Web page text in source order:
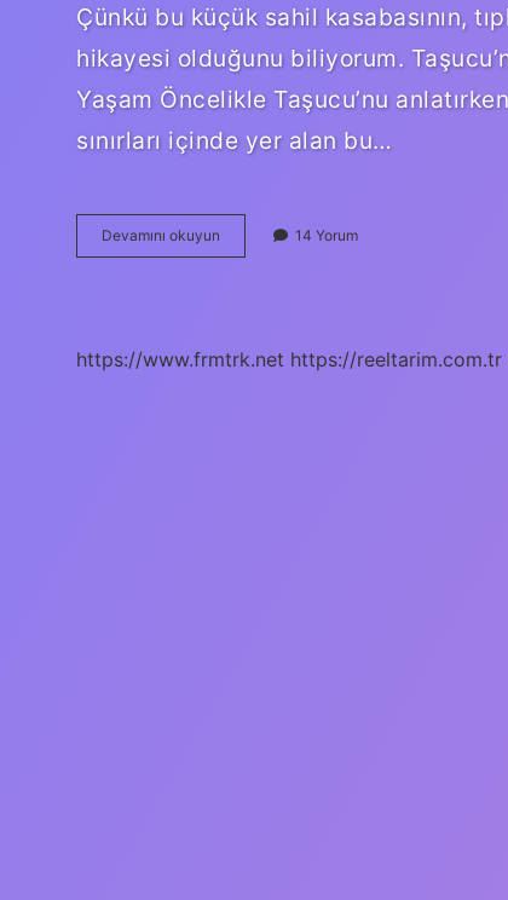
Çünkü bu küçük sahil kasabasının,
hikayesi olduğunu biliyorum.
Yaşam Öncelikle Taşucu’nu
sınırları içinde yer alan bu…
Devamını okuyun
neyi
14 Yorum
https://www.frmtrk.net https://reeltarim.com.tr